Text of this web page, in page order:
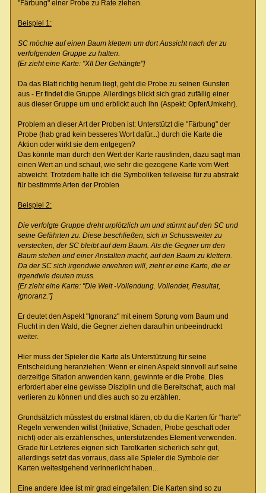
"Färbung" einer Probe zu Rate ziehen.
Beispiel 1:
SC möchte auf einen Baum klettern um dort Aussicht nach der zu
verfolgenden Gruppe zu halten.
[Er zieht eine Karte: "XII Der Gehängte"]
Da das Blatt richtig herum liegt, geht die Probe zu seinen Gunsten
aus - Er findet die Gruppe. Allerdings blickt sich grad zufällig einer
aus dieser Gruppe um und erblickt auch ihn (Aspekt: Opfer/Umkehr).
Problem an dieser Art der Proben ist: Unterstützt die "Färbung" der
Probe (hab grad kein besseres Wort dafür...) durch die Karte die
Aktion oder wirkt sie dem entgegen?
Das könnte man durch den Wert der Karte rausfinden, dazu sagt man
einen Wert an und schaut, wie sehr die gezogene Karte vom Wert
abweicht. Trotzdem halte ich die Symboliken teilweise für zu abstrakt
für bestimmte Arten der Problen
Beispiel 2:
Die verfolgte Gruppe dreht urplötzlich um und stürmt auf den SC und
seine Gefährten zu. Diese beschließen, sich in Schussweiter zu
verstecken, der SC bleibt auf dem Baum. Als die Gegner um den
Baum stehen und einer Anstalten macht, auf den Baum zu klettern.
Da der SC sich irgendwie erwehren will, zieht er eine Karte, die er
irgendwie deuten muss.
[Er zieht eine Karte: "Die Welt -Vollendung. Vollendet, Resultat,
Ignoranz."]
Er deutet den Aspekt "Ignoranz" mit einem Sprung vom Baum und
Flucht in den Wald, die Gegner ziehen daraufhin unbeeindruckt
weiter.
Hier muss der Spieler die Karte als Unterstützung für seine
Entscheidung heranziehen: Wenn er einen Aspekt sinnvoll auf seine
derzeitige Sitation anwenden kann, gewinnte er die Probe. Dies
erfordert aber eine gewisse Disziplin und die Bereitschaft, auch mal
verlieren zu können und dies auch so zu erzählen.
Grundsätzlich müsstest du erstmal klären, ob du die Karten für "harte"
Regeln verwenden willst (Initiative, Schaden, Probe geschaft oder
nicht) oder als erzählerisches, unterstützendes Element verwenden.
Grade für Letzteres eignen sich Tarotkarten sicherlich sehr gut,
allerdings setzt das vorraus, dass alle Spieler die Symbole der
Karten weitestgehend verinnerlicht haben...
Eine andere Idee ist mir grad eingefallen: Die Karten sind so zu